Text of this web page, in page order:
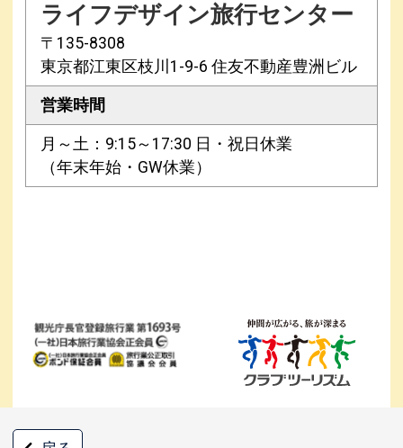
ライフデザイン旅行センター
〒135-8308
東京都江東区枝川1-9-6 住友不動産豊洲ビル
営業時間
月～土：9:15～17:30 日・祝日休業
（年末年始・GW休業）